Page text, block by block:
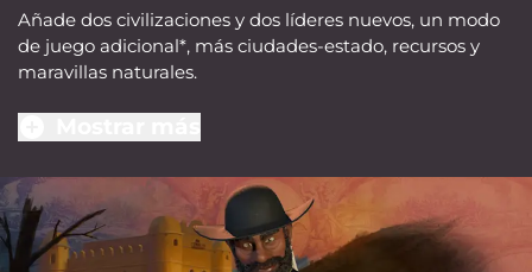
Añade dos civilizaciones y dos líderes nuevos, un modo
de juego adicional*, más ciudades-estado, recursos y
maravillas naturales.